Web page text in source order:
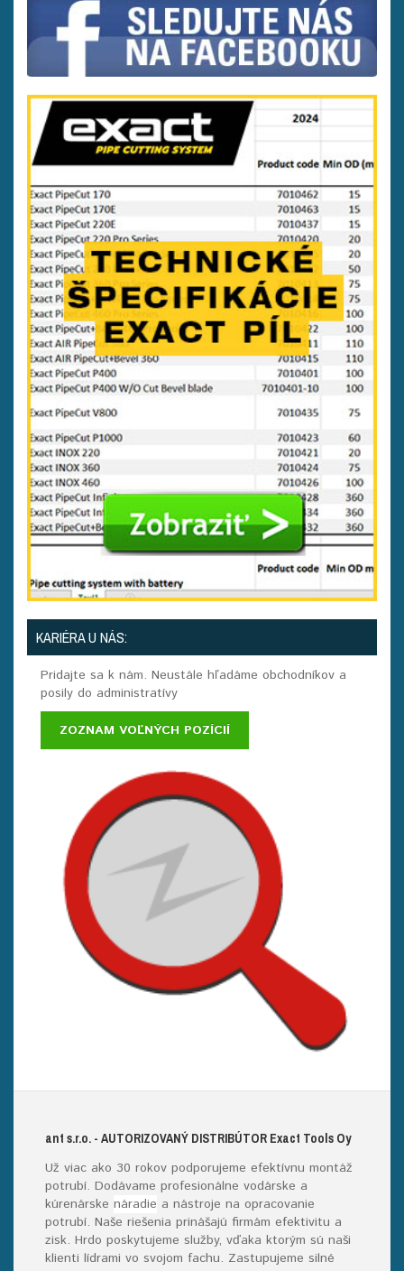
KARIÉRA U NÁS:
Pridajte sa k nám. Neustále hľadáme obchodníkov a
posily do administratívy
ZOZNAM VOĽNÝCH POZÍCIÍ
ant s.r.o. - AUTORIZOVANÝ DISTRIBÚTOR Exact Tools Oy
Už viac ako 30 rokov podporujeme efektívnu montáž
potrubí. Dodávame profesionálne vodárske a
kúrenárske náradie a nástroje na opracovanie
potrubí. Naše riešenia prinášajú firmám efektivitu a
zisk. Hrdo poskytujeme služby, vďaka ktorým sú naši
klienti lídrami vo svojom fachu. Zastupujeme silné